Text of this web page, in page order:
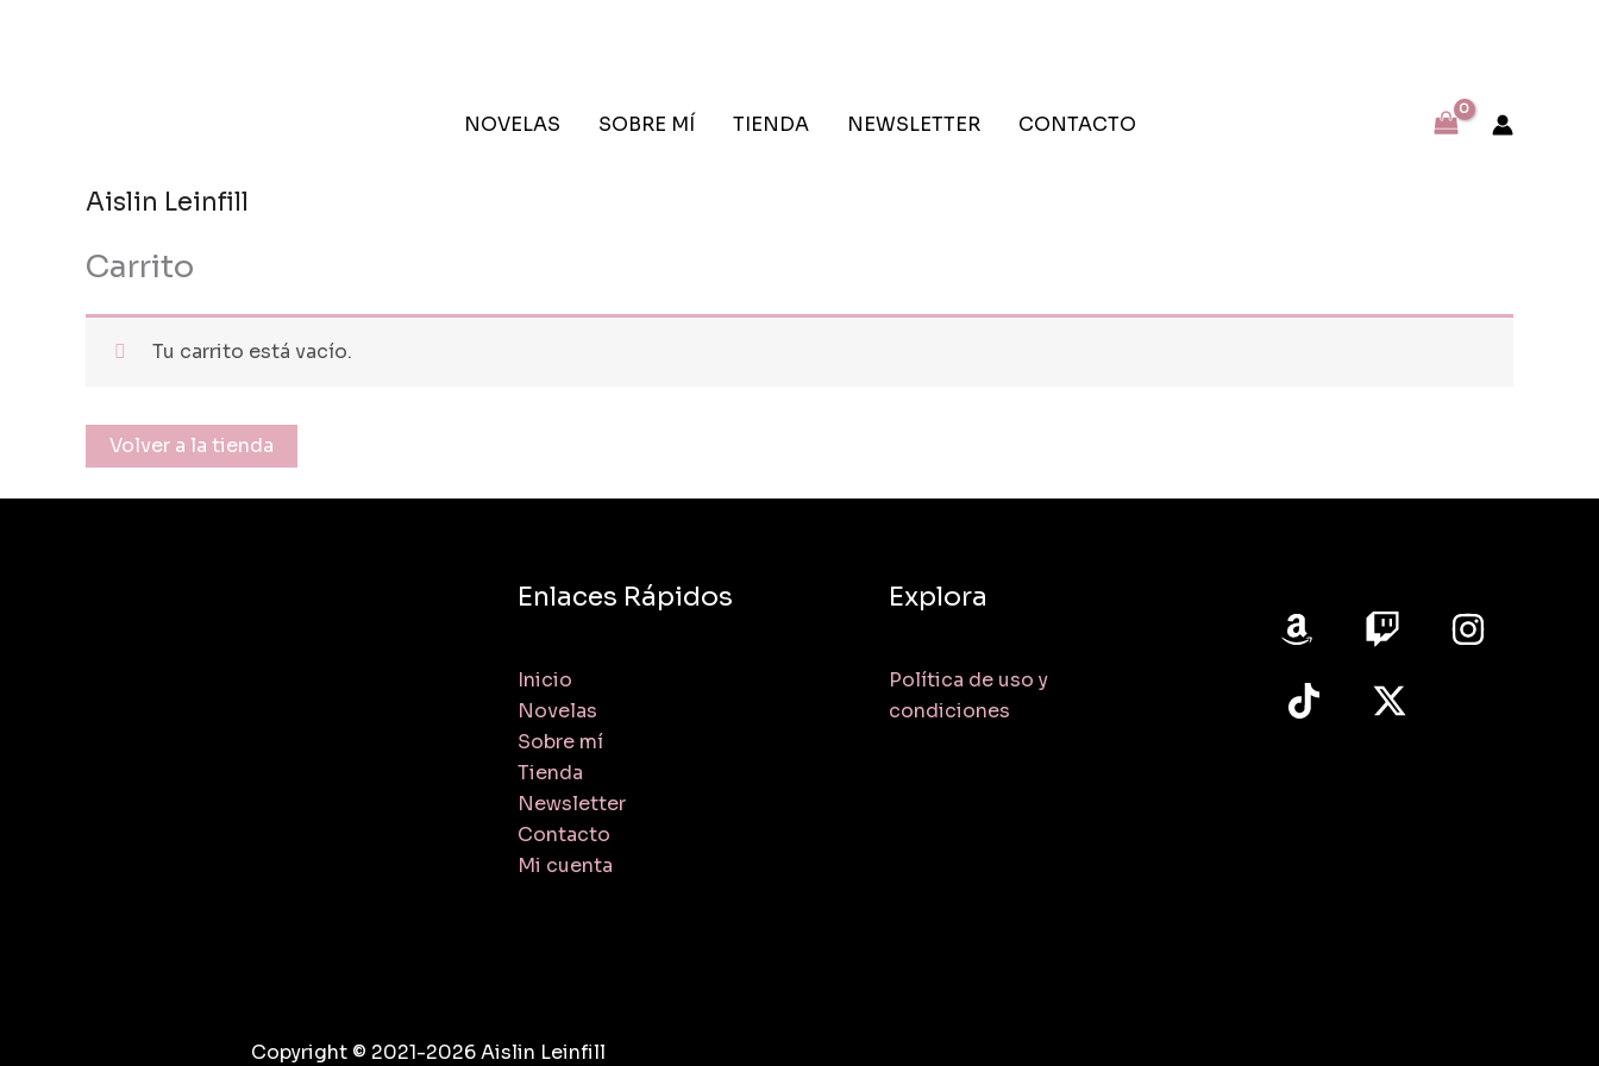
Aislin Leinfill
NOVELAS SOBRE MÍ TIENDA NEWSLETTER CONTACTO
Carrito
Tu carrito está vacío.
Volver a la tienda
Enlaces Rápidos
Inicio
Novelas
Sobre mí
Tienda
Newsletter
Contacto
Mi cuenta
Explora
Política de uso y
condiciones
Copyright © 2021-2026 Aislin Leinfill